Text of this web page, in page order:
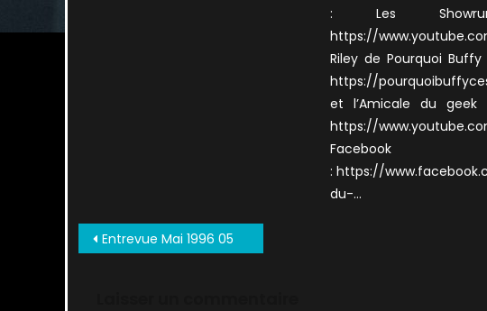
: Les
https://
Riley de Pourquoi Buffy
https://
et l’Amicale du geek
https://
Facebook
: https://
du-…
Navigation
Entrevue Mai 1996 05